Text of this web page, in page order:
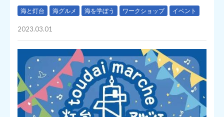
海と灯台 海グルメ 海を学ぼう ワークショップ イベント
2023.03.01